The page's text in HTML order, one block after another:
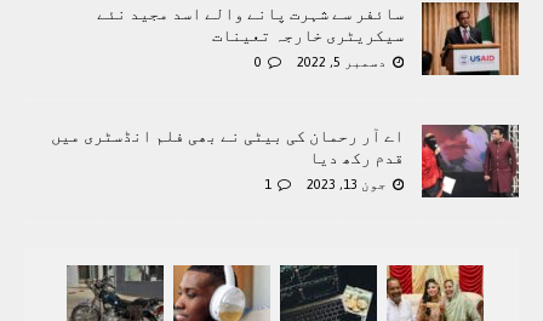
سائفر سے شہرت پانے والے اسد مجید نئے
سیکریٹری خارجہ تعینات
دسمبر 5, 2022 0
اے آر رحمان کی بیٹی نے بھی فلم انڈسٹری میں
قدم رکھ دیا
جون 13, 2023 1